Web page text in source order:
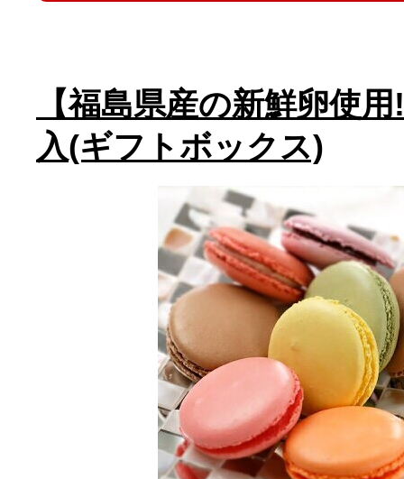
【福島県産の新鮮卵使
入(ギフトボックス)